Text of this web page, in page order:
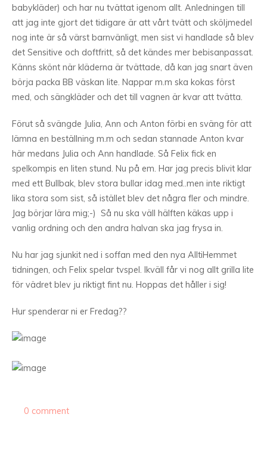
babykläder) och har nu tvättat igenom allt. Anledningen till
att jag inte gjort det tidigare är att vårt tvätt och sköljmedel
nog inte är så värst barnvänligt, men sist vi handlade så blev
det Sensitive och doftfritt, så det kändes mer bebisanpassat.
Känns skönt när kläderna är tvättade, då kan jag snart även
börja packa BB väskan lite. Nappar m.m ska kokas först
med, och sängkläder och det till vagnen är kvar att tvätta.
Förut så svängde Julia, Ann och Anton förbi en sväng för att
lämna en beställning m.m och sedan stannade Anton kvar
här medans Julia och Ann handlade. Så Felix fick en
spelkompis en liten stund. Nu på em. Har jag precis blivit klar
med ett Bullbak, blev stora bullar idag med..men inte riktigt
lika stora som sist, så istället blev det några fler och mindre.
Jag börjar lära mig;-) Så nu ska väll hälften käkas upp i
vanlig ordning och den andra halvan ska jag frysa in.
Nu har jag sjunkit ned i soffan med den nya AlltiHemmet
tidningen, och Felix spelar tvspel. Ikväll får vi nog allt grilla lite
för vädret blev ju riktigt fint nu. Hoppas det håller i sig!
Hur spenderar ni er Fredag??
0 comment